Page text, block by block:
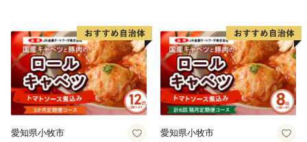
愛知県小牧市 愛知県小牧市